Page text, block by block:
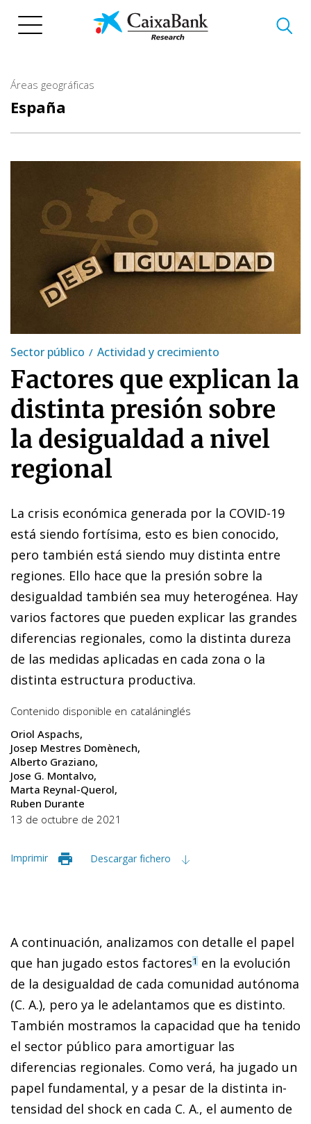
Áreas geográficas
España
Sector público Actividad y crecimiento
Factores que explican la
distinta presión sobre
la desigualdad a nivel
regional
La crisis económica generada por la COVID-19
está siendo fortísima, esto es bien conocido,
pero también está siendo muy distinta entre
regiones. Ello hace que la presión sobre la
desigualdad también sea muy heterogénea. Hay
varios factores que pueden explicar las grandes
diferencias regionales, como la distinta dureza
de las medidas aplicadas en cada zona o la
distinta estructura productiva.
Contenido disponible en cataláninglés
Oriol Aspachs
Josep Mestres Domènech
Alberto Graziano
Jose G. Montalvo
Marta Reynal-Querol
Ruben Durante
13 de octubre de 2021
Imprimir Descargar fichero
A continuación, analizamos con detalle el papel
que han jugado estos factores1 en la evolución
de la desigualdad de cada comunidad autónoma
(C. A.), pero ya le adelantamos que es distinto.
También mostramos la capacidad que ha tenido
el sector público para amortiguar las
diferencias regionales. Como verá, ha jugado un
papel fundamental, y a pesar de la distinta in­­
tensidad del shock en cada C. A., el aumento de